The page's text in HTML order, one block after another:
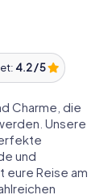
4.2 / 5
Charme, die
Unsere
und
eure Reise am